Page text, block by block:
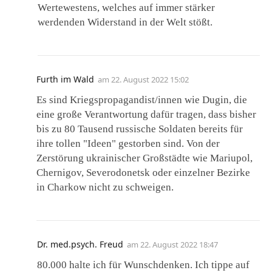
Wertewestens, welches auf immer stärker
werdenden Widerstand in der Welt stößt.
Furth im Wald am 22. August 2022 15:02
Es sind Kriegspropagandist/innen wie Dugin, die
eine große Verantwortung dafür tragen, dass bisher
bis zu 80 Tausend russische Soldaten bereits für
ihre tollen "Ideen" gestorben sind. Von der
Zerstörung ukrainischer Großstädte wie Mariupol,
Chernigov, Severodonetsk oder einzelner Bezirke
in Charkow nicht zu schweigen.
Dr. med.psych. Freud am 22. August 2022 18:47
80.000 halte ich für Wunschdenken. Ich tippe auf